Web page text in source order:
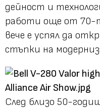
дейност и
работи още от 70-
вече е успял да
стъпки на
След близо 50-